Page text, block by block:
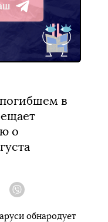
в
о
Telegram
обнародует